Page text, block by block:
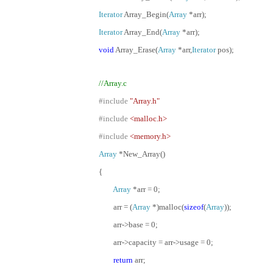
IteratorArray_Begin(Array *arr);
IteratorArray_End(Array *arr);
voidArray_Erase(Array *arr,Iteratorpos);
//Array.c
#include "Array.h"
#include <malloc.h>
#include <memory.h>
Array *New_Array()
{
Array *arr = 0;
arr = (Array *)malloc(sizeof(Array));
arr->base = 0;
arr->capacity = arr->usage = 0;
return arr;